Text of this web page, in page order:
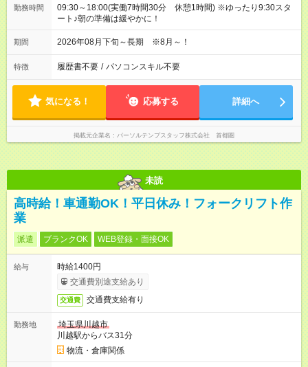
勤務時間
09:30～18:00(実働7時間30分 休憩1時間) ※ゆったり9:30スタ
ート♪朝の準備は緩やかに！
期間 2026年08月下旬～長期 ※8月～！
特徴 履歴書不要 / パソコンスキル不要
気になる！ 応募する 詳細へ
掲載元企業名 パーソルテンプスタッフ株式会社 首都圏
未読
高時給！車通勤OK！平日休み！フォークリフト作
業
派遣 ブランクOK WEB登録・面接OK
給与
時給1400円
交通費別途支給あり
交通費 交通費支給有り
勤務地
埼玉県川越市
川越駅からバス31分
物流・倉庫関係